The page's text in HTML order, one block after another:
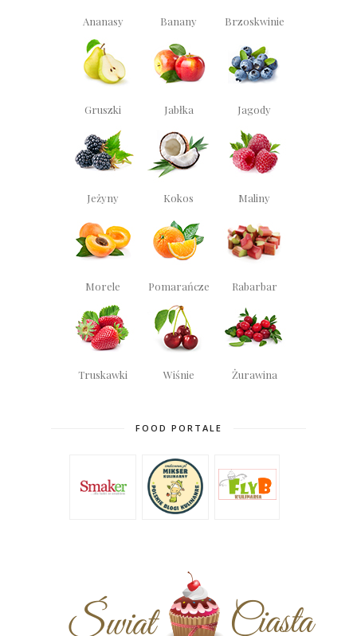
Ananasy Banany Brzoskwinie
Gruszki Jabłka Jagody
Jeżyny Kokos Maliny
Morele Pomarańcze Rabarbar
Truskawki Wiśnie Żurawina
FOOD PORTALE